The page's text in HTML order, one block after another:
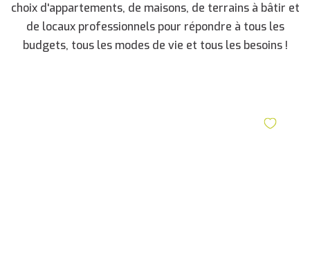
choix d'appartements, de maisons, de terrains à bâtir et
de locaux professionnels pour répondre à tous les
budgets, tous les modes de vie et tous les besoins !